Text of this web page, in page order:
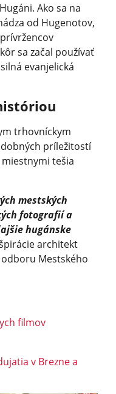
Ako sa na
od Hugenotov,
sa začal používať
evanjelická
trhovníckym
príležitostí
tešia
mestských
fotografií a
hugánske
architekt
Mestského
filmov
v Brezne a